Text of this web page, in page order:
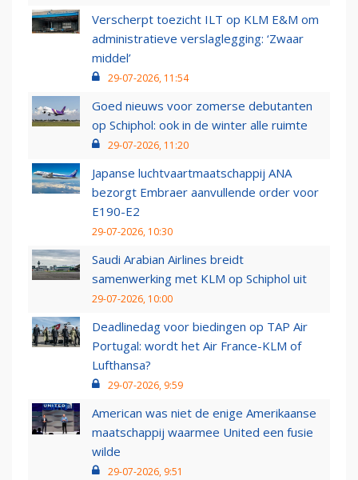
Verscherpt toezicht ILT op KLM E&M om
administratieve verslaglegging: ‘Zwaar
middel’
29-07-2026, 11:54
Goed nieuws voor zomerse debutanten
op Schiphol: ook in de winter alle ruimte
29-07-2026, 11:20
Japanse luchtvaartmaatschappij ANA
bezorgt Embraer aanvullende order voor
E190-E2
29-07-2026, 10:30
Saudi Arabian Airlines breidt
samenwerking met KLM op Schiphol uit
29-07-2026, 10:00
Deadlinedag voor biedingen op TAP Air
Portugal: wordt het Air France-KLM of
Lufthansa?
29-07-2026, 9:59
American was niet de enige Amerikaanse
maatschappij waarmee United een fusie
wilde
29-07-2026, 9:51